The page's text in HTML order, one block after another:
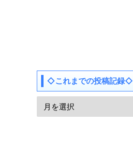
◇これまでの投稿記録◇